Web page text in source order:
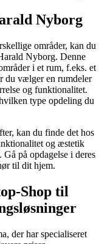
Nyborg
områder, kan du
Nyborg. Denne
i et rum, f.eks. et
du vælger en rumdeler
og funktionalitet.
type opdeling du
kan du finde det hos
og æstetik
på opdagelse i deres
til dit hjem.
Shop til
der har specialiseret